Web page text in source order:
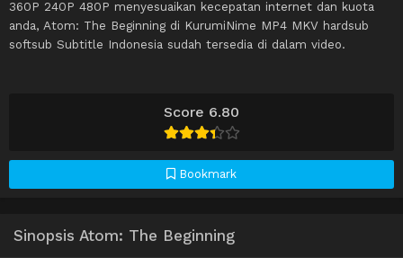
Score 6.80
Bookmark
360P 240P 480P menyesuaikan kecepatan internet dan kuota
anda, Atom: The Beginning di KurumiNime MP4 MKV hardsub
softsub Subtitle Indonesia sudah tersedia di dalam video.
Sinopsis Atom: The Beginning